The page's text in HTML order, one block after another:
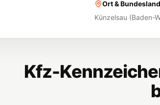
Ort & Bundesland
Künzelsau (Baden-
Kfz-